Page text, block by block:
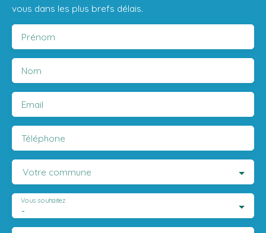
vous dans les plus brefs délais.
Prénom
Nom
Email
Téléphone
Votre commune
-
Vous souhaitez